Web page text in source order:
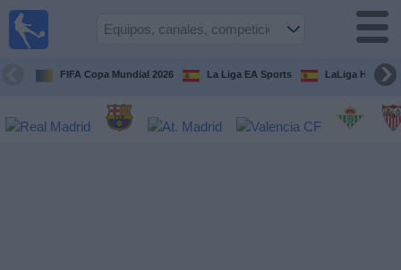
FIFA Copa Mundial 2026 La Liga EA Sports LaLiga
Guía de
Televisados